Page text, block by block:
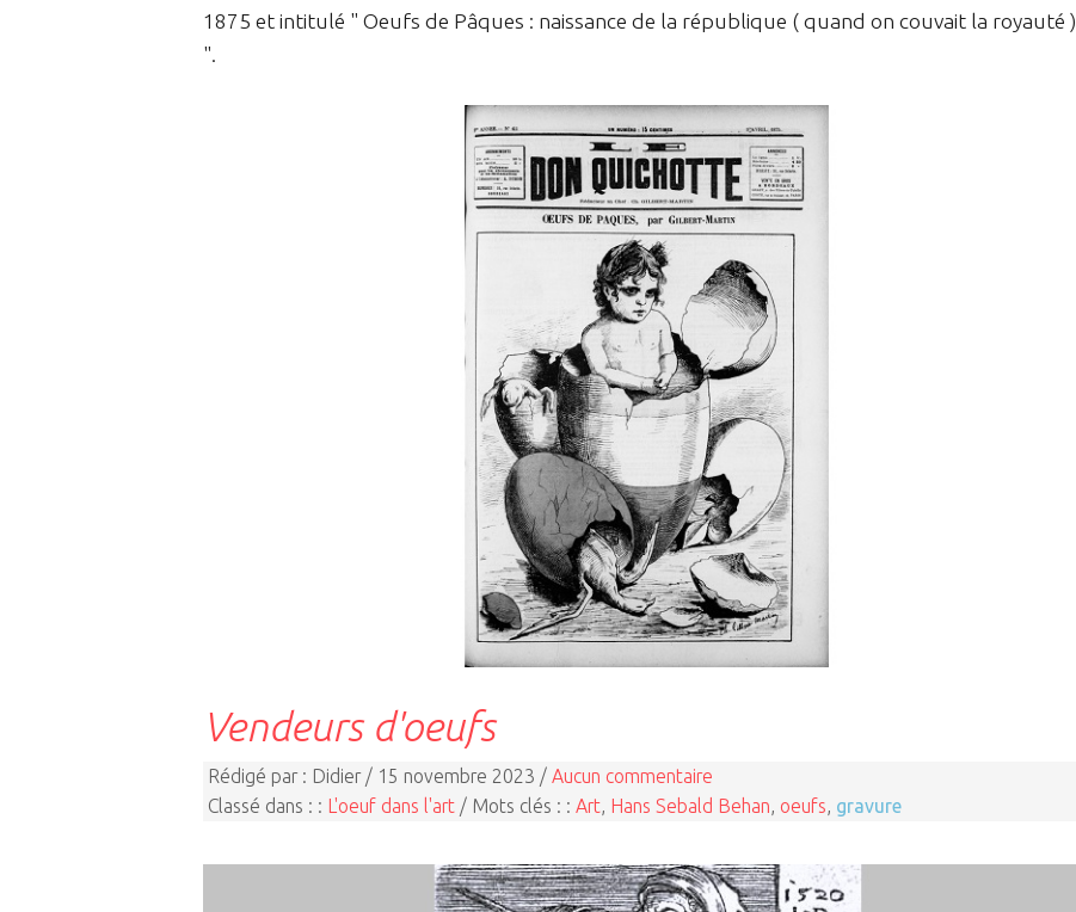
1875 et intitulé " Oeufs de Pâques : naissance de la république ( quand on couvait la royauté )
".
Vendeurs d'oeufs
Rédigé par : Didier / 15 novembre 2023 / Aucun commentaire
Classé dans : : L'oeuf dans l'art / Mots clés : : Art, Hans Sebald Behan, oeufs, gravure